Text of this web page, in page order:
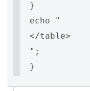
}
echo "
</table>
";
}